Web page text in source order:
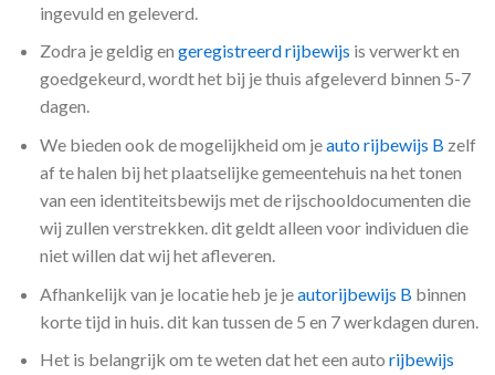
ingevuld en geleverd.
Zodra je geldig en geregistreerd rijbewijs is verwerkt en
goedgekeurd, wordt het bij je thuis afgeleverd binnen 5-7
dagen.
We bieden ook de mogelijkheid om jeauto rijbewijs B zelf
af te halen bij het plaatselijke gemeentehuis na het tonen
van een identiteitsbewijs met de rijschooldocumenten die
wij zullen verstrekken. dit geldt alleen voor individuen die
niet willen dat wij het afleveren.
Afhankelijk van je locatie heb je jeautorijbewijs B binnen
korte tijd in huis. dit kan tussen de 5 en 7 werkdagen duren.
Het is belangrijk om te weten dat het een auto rijbewijs